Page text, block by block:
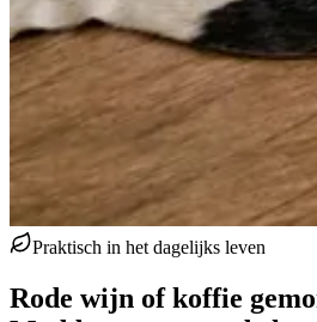
Praktisch in het dagelijks leven
Rode wijn of koffie